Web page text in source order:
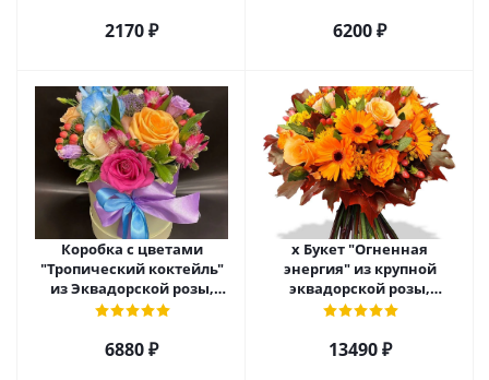
2170 ₽ 6200 ₽
Коробка с цветами
"Тропический коктейль"
из Эквадорской розы,
эустомы, альстромерии
6880 ₽
х Букет "Огненная
энергия" из крупной
эквадорской розы,
гиперикума и гермини.
13490 ₽